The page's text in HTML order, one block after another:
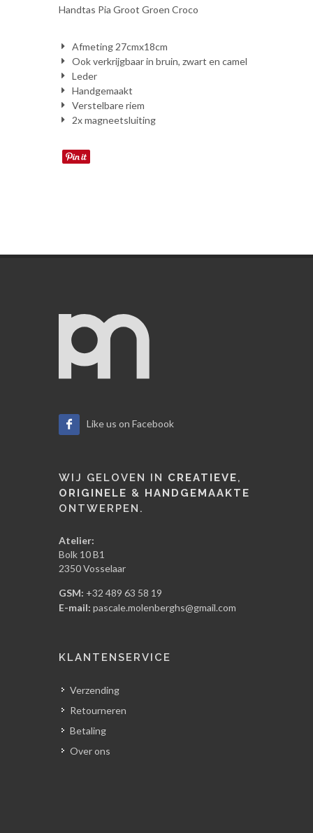
Handtas Pia Groot Groen Croco
Afmeting 27cmx18cm
Ook verkrijgbaar in bruin, zwart en camel
Leder
Handgemaakt
Verstelbare riem
2x magneetsluiting
Like us on Facebook
WIJ GELOVEN IN CREATIEVE,
ORIGINELE & HANDGEMAAKTE
ONTWERPEN.
Atelier:
Bolk 10 B1
2350 Vosselaar
GSM: +32 489 63 58 19
E-mail: pascale.molenberghs@gmail.com
KLANTENSERVICE
Verzending
Retourneren
Betaling
Over ons